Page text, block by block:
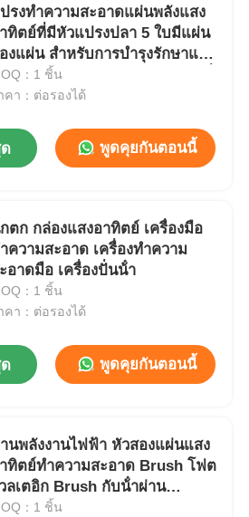
รงทําความสะอาดแผ่นพลังแสง
ทิตย์ที่มีหัวแปรงปลา 5 ใบมีแผ่น
งแผ่น สําหรับการบํารุงรักษาและ
จัดฝุ่นในแผ่นไฟฟ้าไฟฟ้าไฟฟ้าที่
อดภัย
：1 ชิ้น
คา：ต่อรองได้
พูดคุยกันตอนนี้
ตก กล่องแสงอาทิตย์ เครื่องมือ
ความสะอาด เครื่องทําความ
อาดมือ เครื่องปั่นน้ํา
：1 ชิ้น
คา：ต่อรองได้
พูดคุยกันตอนนี้
นพลังงานไฟฟ้า หัวสองแผ่นแสง
ทิตย์ทําความสะอาด Brush โฟต
ลเตอิก Brush กับน้ําผ่าน
Rod
：1 ชิ้น